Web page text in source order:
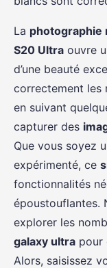
La photographie
S20 Ultra ouvre
d’une beauté
correctement les
en suivant
capturer des
Que vous soyez
expérimenté, ce
fonctionnalités
époustouflantes.
explorer les
galaxy ultra pour
Alors, saisissez